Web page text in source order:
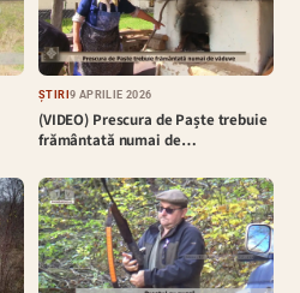
ȘTIRI9 APRILIE 2026
(VIDEO) Prescura de Paște trebuie
frământată numai de…